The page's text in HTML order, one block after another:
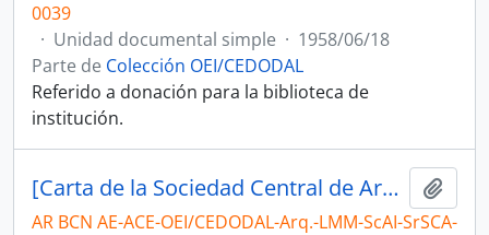
0039
· Unidad documental simple · 1958/06/18
Parte de Colección OEI/CEDODAL
Referido a donación para la biblioteca de
institución.
[Carta de la Sociedad Central de Arquitectos, dirigida a Luis Morea]
AR BCN AE-ACE-OEI/CEDODAL-Arq.-LMM-ScAI-SrSCA-